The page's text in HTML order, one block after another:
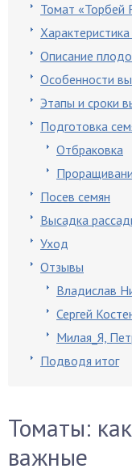
Томат «Торбей
Описание
Особенности
Этапы и сроки
Подготовка
Отбраковка
Посев семян
Высадка
Уход
Отзывы
Владислав
Сергей
Милая_Я,
Подводя итог
Томаты:
важные